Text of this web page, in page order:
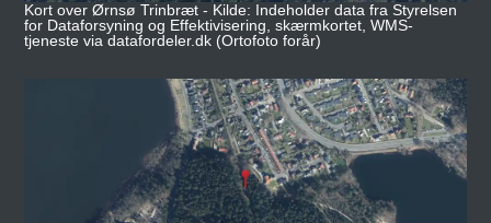
Kort over Ørnsø Trinbræt - Kilde: Indeholder data fra Styrelsen
for Dataforsyning og Effektivisering, skærmkortet, WMS-
tjeneste via datafordeler.dk (Ortofoto forår)